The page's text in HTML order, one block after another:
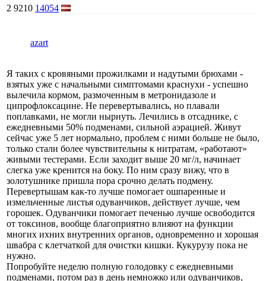
2 9210 14054
azart
Я таких с кровяными прожилками и надутыми брюхами -
взятых уже с начальными симптомами краснухи - успешно
вылечила кормом, размоченным в метронидазоле и
ципрофлоксацине. Не перевертывались, но плавали
поплавками, не могли нырнуть. Лечились в отсаднике, с
ежедневными 50% подменами, сильной аэрацией. Живут
сейчас уже 5 лет нормально, проблем с ними больше не было,
только стали более чувствительны к нитратам, «работают»
живыми тестерами. Если заходит выше 20 мг/л, начинает
слегка уже кренится на боку. По ним сразу вижу, что в
золотушнике пришла пора срочно делать подмену.
Перевертышам как-то лучше помогает ошпаренные и
измельченные листья одуванчиков, действует лучше, чем
горошек. Одуванчики помогает печенью лучше освободится
от токсинов, вообще благоприятно влияют на функции
многих ихних внутренних органов, одновременно и хорошая
швабра с клетчаткой для очистки кишки. Кукурузу пока не
нужно.
Попробуйте неделю полную голодовку с ежедневными
подменами, потом раз в день немножко или одуванчиков,